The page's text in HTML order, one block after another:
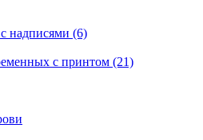
надписями (6)
с принтом (21)